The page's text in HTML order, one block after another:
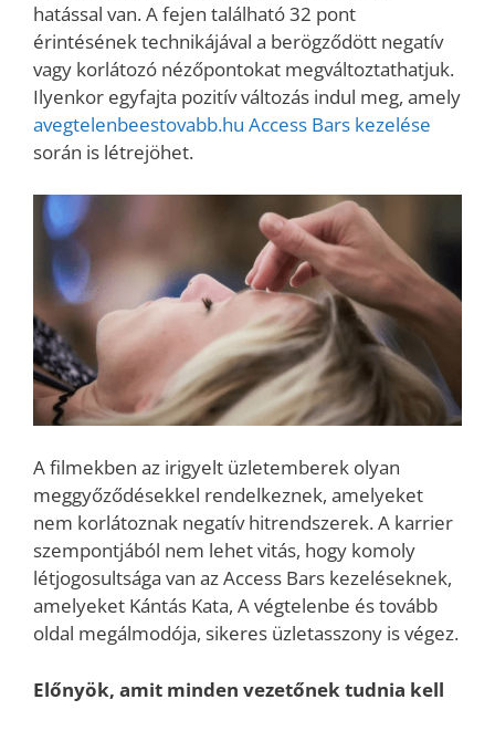
hatással van. A fejen található 32 pont
érintésének technikájával a berögződött negatív
vagy korlátozó nézőpontokat megváltoztathatjuk.
Ilyenkor egyfajta pozitív változás indul meg, amely
avegtelenbeestovabb.hu Access Bars kezelése
során is létrejöhet.
A filmekben az irigyelt üzletemberek olyan
meggyőződésekkel rendelkeznek, amelyeket
nem korlátoznak negatív hitrendszerek. A karrier
szempontjából nem lehet vitás, hogy komoly
létjogosultsága van az Access Bars kezeléseknek,
amelyeket Kántás Kata, A végtelenbe és tovább
oldal megálmodója, sikeres üzletasszony is végez.
Előnyök, amit minden vezetőnek tudnia kell